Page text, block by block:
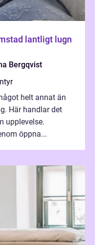
lugn
Bergqvist
helt annat än
Här handlar det
upplevelse.
öppna...